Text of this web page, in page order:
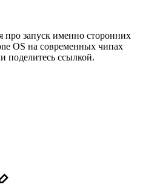
про запуск именно сторонних
OS на современных чипах
поделитесь ссылкой.